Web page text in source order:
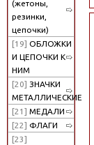
(жетоны,
резинки,
цепочки)
[19] ОБЛОЖКИ
И ЦЕПОЧКИ К
НИМ
[20] ЗНАЧКИ
МЕТАЛЛИЧЕСКИЕ
[21] МЕДАЛИ
[22] ФЛАГИ
[23]